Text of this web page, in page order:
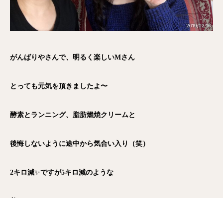
がんばりやさんで、明るく楽しいMさん
とっても元気を頂きましたよ〜
酵素とランニング、脂肪燃焼クリームと
後悔しないように途中から気合い入り（笑）
2キロ減✨ですが5キロ減のような